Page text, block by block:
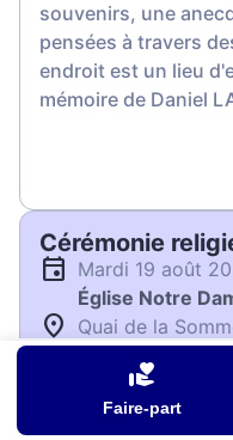
Faire-part
souvenirs, une
pensées à travers
endroit est un lieu
mémoire de Daniel
Cérémonie
mardi 19 août
Église Notre
Quai de la